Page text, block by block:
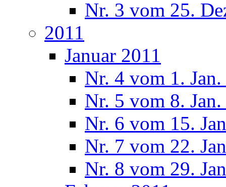
Nr. 3 vom 25.
2011
Januar 2011
Nr. 4 vom 1.
Nr. 5 vom 8.
Nr. 6 vom 15.
Nr. 7 vom 22.
Nr. 8 vom 29.